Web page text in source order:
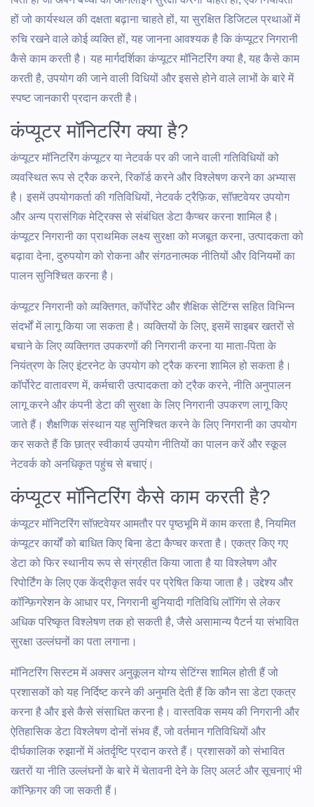
हों जो कार्यस्थल की दक्षता बढ़ाना चाहते हों, या सुरक्षित डिजिटल प्रथाओं में
रुचि रखने वाले कोई व्यक्ति हों, यह जानना आवश्यक है कि कंप्यूटर निगरानी
कैसे काम करती है। यह मार्गदर्शिका कंप्यूटर मॉनिटरिंग क्या है, यह कैसे काम
करती है, उपयोग की जाने वाली विधियों और इससे होने वाले लाभों के बारे में
स्पष्ट जानकारी प्रदान करती है।
कंप्यूटर मॉनिटरिंग क्या है?
कंप्यूटर मॉनिटरिंग कंप्यूटर या नेटवर्क पर की जाने वाली गतिविधियों को
व्यवस्थित रूप से ट्रैक करने, रिकॉर्ड करने और विश्लेषण करने का अभ्यास
है। इसमें उपयोगकर्ता की गतिविधियों, नेटवर्क ट्रैफ़िक, सॉफ़्टवेयर उपयोग
और अन्य प्रासंगिक मेट्रिक्स से संबंधित डेटा कैप्चर करना शामिल है।
कंप्यूटर निगरानी का प्राथमिक लक्ष्य सुरक्षा को मजबूत करना, उत्पादकता को
बढ़ावा देना, दुरुपयोग को रोकना और संगठनात्मक नीतियों और विनियमों का
पालन सुनिश्चित करना है।
कंप्यूटर निगरानी को व्यक्तिगत, कॉर्पोरेट और शैक्षिक सेटिंग्स सहित विभिन्न
संदर्भों में लागू किया जा सकता है। व्यक्तियों के लिए, इसमें साइबर खतरों से
बचाने के लिए व्यक्तिगत उपकरणों की निगरानी करना या माता-पिता के
नियंत्रण के लिए इंटरनेट के उपयोग को ट्रैक करना शामिल हो सकता है।
कॉर्पोरेट वातावरण में, कर्मचारी उत्पादकता को ट्रैक करने, नीति अनुपालन
लागू करने और कंपनी डेटा की सुरक्षा के लिए निगरानी उपकरण लागू किए
जाते हैं। शैक्षणिक संस्थान यह सुनिश्चित करने के लिए निगरानी का उपयोग
कर सकते हैं कि छात्र स्वीकार्य उपयोग नीतियों का पालन करें और स्कूल
नेटवर्क को अनधिकृत पहुंच से बचाएं।
कंप्यूटर मॉनिटरिंग कैसे काम करती है?
कंप्यूटर मॉनिटरिंग सॉफ़्टवेयर आमतौर पर पृष्ठभूमि में काम करता है, नियमित
कंप्यूटर कार्यों को बाधित किए बिना डेटा कैप्चर करता है। एकत्र किए गए
डेटा को फिर स्थानीय रूप से संग्रहीत किया जाता है या विश्लेषण और
रिपोर्टिंग के लिए एक केंद्रीकृत सर्वर पर प्रेषित किया जाता है। उद्देश्य और
कॉन्फ़िगरेशन के आधार पर, निगरानी बुनियादी गतिविधि लॉगिंग से लेकर
अधिक परिष्कृत विश्लेषण तक हो सकती है, जैसे असामान्य पैटर्न या संभावित
सुरक्षा उल्लंघनों का पता लगाना।
मॉनिटरिंग सिस्टम में अक्सर अनुकूलन योग्य सेटिंग्स शामिल होती हैं जो
प्रशासकों को यह निर्दिष्ट करने की अनुमति देती हैं कि कौन सा डेटा एकत्र
करना है और इसे कैसे संसाधित करना है। वास्तविक समय की निगरानी और
ऐतिहासिक डेटा विश्लेषण दोनों संभव हैं, जो वर्तमान गतिविधियों और
दीर्घकालिक रुझानों में अंतर्दृष्टि प्रदान करते हैं। प्रशासकों को संभावित
खतरों या नीति उल्लंघनों के बारे में चेतावनी देने के लिए अलर्ट और सूचनाएं भी
कॉन्फ़िगर की जा सकती हैं।